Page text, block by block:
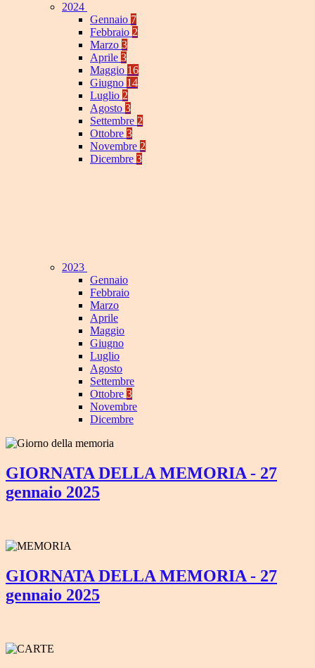
2024
Gennaio 7
Febbraio 2
Marzo 3
Aprile 3
Maggio 16
Giugno 14
Luglio 2
Agosto 3
Settembre 2
Ottobre 3
Novembre 2
Dicembre 3
2023
Gennaio
Febbraio
Marzo
Aprile
Maggio
Giugno
Luglio
Agosto
Settembre
Ottobre 3
Novembre
Dicembre
GIORNATA DELLA MEMORIA - 27
gennaio 2025
GIORNATA DELLA MEMORIA - 27
gennaio 2025